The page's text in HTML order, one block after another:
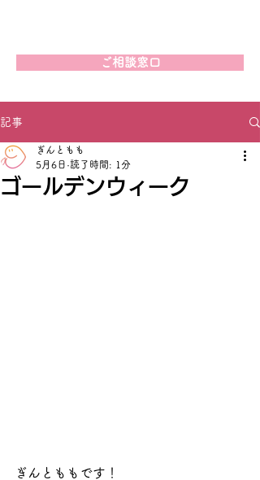
ご相談窓口
記事
ゴールデンウィーク
ぎんともも
5月6日 読了時間: 1分
ぎんとももです！